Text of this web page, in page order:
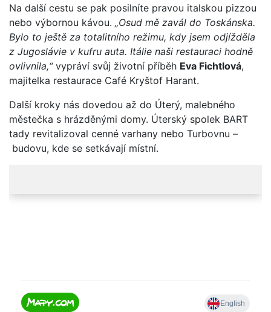
Na další cestu se pak posilníte pravou italskou pizzou
nebo výbornou kávou. „Osud mě zavál do Toskánska.
Bylo to ještě za totalitního režimu, kdy jsem odjížděla
z Jugoslávie v kufru auta. Itálie naši restauraci hodně
ovlivnila,“ vypráví svůj životní příběh Eva Fichtlová,
majitelka restaurace Café Kryštof Harant.
Další kroky nás dovedou až do Úterý, malebného
městečka s hrázděnými domy. Úterský spolek BART
tady revitalizoval cenné varhany nebo Turbovnu –
budovu, kde se setkávají místní.